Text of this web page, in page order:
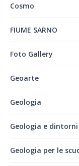
Cosmo
FIUME SARNO
Foto Gallery
Geoarte
Geologia
Geologia e dintorni
Geologia per le